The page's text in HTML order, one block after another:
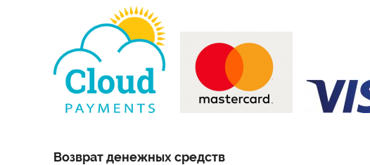
Возврат денежных средств